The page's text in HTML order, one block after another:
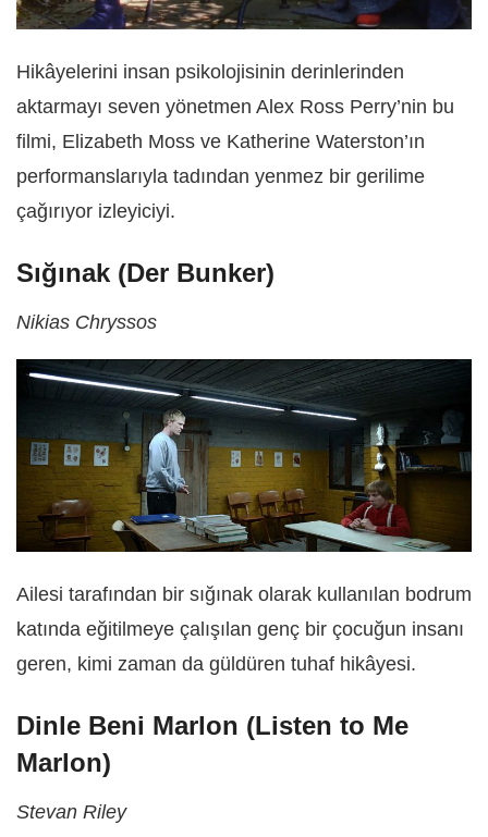
Hikâyelerini insan psikolojisinin derinlerinden
aktarmayı seven yönetmen Alex Ross Perry’nin bu
filmi, Elizabeth Moss ve Katherine Waterston’ın
performanslarıyla tadından yenmez bir gerilime
çağırıyor izleyiciyi.
Sığınak (Der Bunker)
Nikias Chryssos
Ailesi tarafından bir sığınak olarak kullanılan bodrum
katında eğitilmeye çalışılan genç bir çocuğun insanı
geren, kimi zaman da güldüren tuhaf hikâyesi.
Dinle Beni Marlon (Listen to Me
Marlon)
Stevan Riley